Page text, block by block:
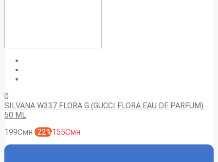
0
SILVANA W337 FLORA G (GUCCI FLORA EAU DE PARFUM)
50 ML
199Смн -22%155Смн